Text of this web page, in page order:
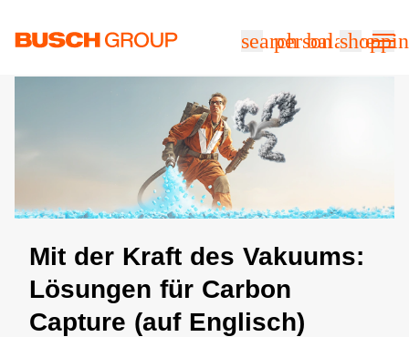
searchpersonbalance
Mit der Kraft des Vakuums:
Lösungen für Carbon
Capture (auf Englisch)